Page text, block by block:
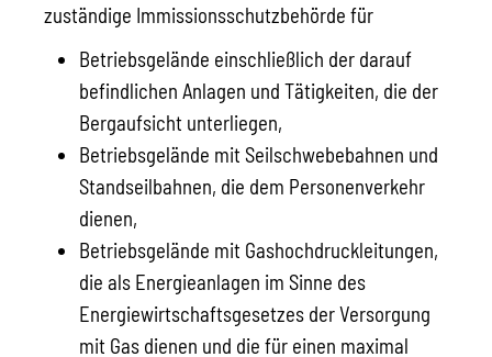
zuständige Immissionsschutzbehörde für
Betriebsgelände einschließlich der darauf
befindlichen Anlagen und Tätigkeiten, die der
Bergaufsicht unterliegen,
Betriebsgelände mit Seilschwebebahnen und
Standseilbahnen, die dem Personenverkehr
dienen,
Betriebsgelände mit Gashochdruckleitungen,
die als Energieanlagen im Sinne des
Energiewirtschaftsgesetzes der Versorgung
mit Gas dienen und die für einen maximal